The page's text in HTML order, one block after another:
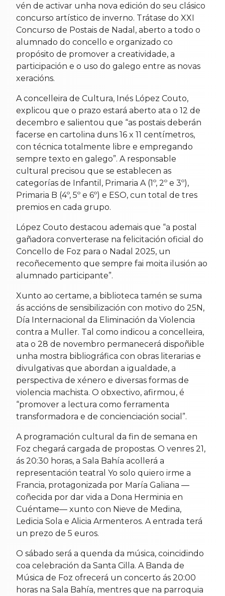
vén de activar unha nova edición do seu clásico
concurso artístico de inverno. Trátase do XXI
Concurso de Postais de Nadal, aberto a todo o
alumnado do concello e organizado co
propósito de promover a creatividade, a
participación e o uso do galego entre as novas
xeracións.
A concelleira de Cultura, Inés López Couto,
explicou que o prazo estará aberto ata o 12 de
decembro e salientou que “as postais deberán
facerse en cartolina duns 16 x 11 centímetros,
con técnica totalmente libre e empregando
sempre texto en galego”. A responsable
cultural precisou que se establecen as
categorías de Infantil, Primaria A (1º, 2º e 3º),
Primaria B (4º, 5º e 6º) e ESO, cun total de tres
premios en cada grupo.
López Couto destacou ademais que “a postal
gañadora converterase na felicitación oficial do
Concello de Foz para o Nadal 2025, un
recoñecemento que sempre fai moita ilusión ao
alumnado participante”.
Xunto ao certame, a biblioteca tamén se suma
ás accións de sensibilización con motivo do 25N,
Día Internacional da Eliminación da Violencia
contra a Muller. Tal como indicou a concelleira,
ata o 28 de novembro permanecerá dispoñible
unha mostra bibliográfica con obras literarias e
divulgativas que abordan a igualdade, a
perspectiva de xénero e diversas formas de
violencia machista. O obxectivo, afirmou, é
“promover a lectura como ferramenta
transformadora e de concienciación social”.
A programación cultural da fin de semana en
Foz chegará cargada de propostas. O venres 21,
ás 20:30 horas, a Sala Bahía acollerá a
representación teatral Yo solo quiero irme a
Francia, protagonizada por María Galiana —
coñecida por dar vida a Dona Herminia en
Cuéntame— xunto con Nieve de Medina,
Ledicia Sola e Alicia Armenteros. A entrada terá
un prezo de 5 euros.
O sábado será a quenda da música, coincidindo
coa celebración da Santa Cilla. A Banda de
Música de Foz ofrecerá un concerto ás 20:00
horas na Sala Bahía, mentres que na parroquia